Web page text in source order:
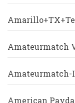
Amateurmatch
American